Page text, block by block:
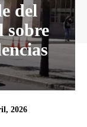
del
sobre
2026